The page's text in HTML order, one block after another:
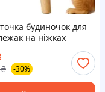
будиночок для
на ніжках
для котів будиночок
та ігор котів
₴ -30%